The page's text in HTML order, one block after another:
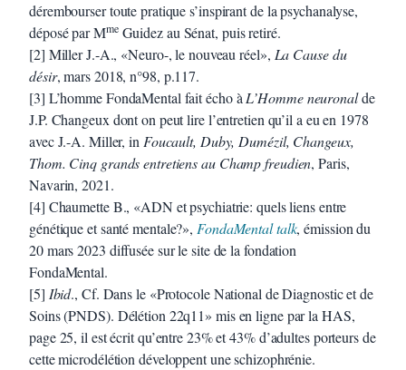
dérembourser toute pratique s’inspirant de la psychanalyse,
déposé par MmeGuidez au Sénat, puis retiré.
[2] Miller J.-A., «Neuro-, le nouveau réel», La Cause du
désir, mars 2018, n°98, p.117.
[3] L’homme FondaMental fait écho àL’Homme neuronalde
J.P. Changeux dont on peut lire l’entretien qu’il a eu en 1978
avec J.-A. Miller, inFoucault, Duby, Dumézil, Changeux,
Thom. Cinq grands entretiens au Champ freudien, Paris,
Navarin, 2021.
[4] Chaumette B., «ADN et psychiatrie: quels liens entre
génétique et santé mentale?», FondaMental talk, émission du
20 mars 2023 diffusée sur le site de la fondation
FondaMental.
[5] Ibid., Cf. Dans le «Protocole National de Diagnostic et de
Soins (PNDS). Délétion 22q11» mis en ligne par la HAS,
page 25, il est écrit qu’entre 23% et 43% d’adultes porteurs de
cette microdélétion développent une schizophrénie.